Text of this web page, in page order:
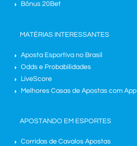
Bônus 20Bet
MATÉRIAS INTERESSANTES
Aposta Esportiva no Brasil
Odds e Probabilidades
LiveScore
Melhores Casas de Apostas com App
APOSTANDO EM ESPORTES
Corridas de Cavalos Apostas